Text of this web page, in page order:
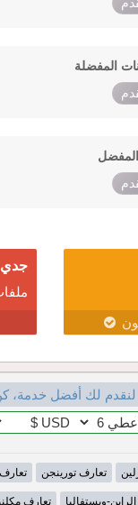
المفضلة
المفضل
جدي
لنقدم لك أفضل خدمة،
تعارف تورينجن تعارف
ويستفاليا تعارف